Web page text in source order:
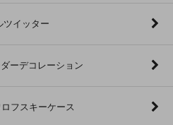
ツイッター
ーデコレーション
フスキーケース